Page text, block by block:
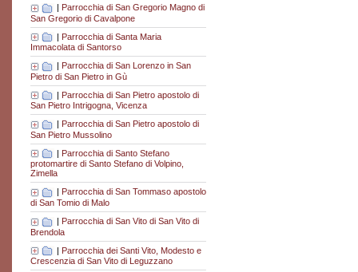
| Parrocchia di San Gregorio Magno di
San Gregorio di Cavalpone
| Parrocchia di Santa Maria
Immacolata di Santorso
Parrocchia di San Lorenzo in San
Pietro di San Pietro in Gù
| Parrocchia di San Pietro apostolo di
San Pietro Intrigogna, Vicenza
Parrocchia di San Pietro apostolo di
San Pietro Mussolino
| Parrocchia di Santo Stefano
protomartire di Santo Stefano di Volpino,
Zimella
Parrocchia di San Tommaso apostolo
di San Tomio di Malo
| Parrocchia di San Vito di San Vito di
Brendola
| Parrocchia dei Santi Vito, Modesto e
Crescenzia di San Vito di Leguzzano